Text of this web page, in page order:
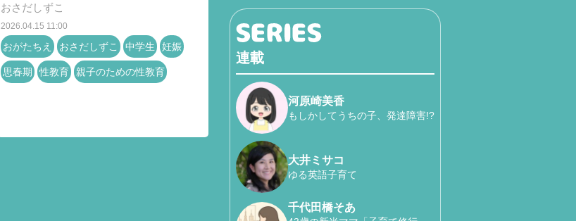
おさだしずこ
2026.04.15 11:00
おがたちえ おさだしずこ 中学生 妊娠
思春期 性教育 親子のための性教育
連載
河原崎美香
もしかしてうちの子、発達障害!?
大井ミサコ
ゆる英語子育て
千代田橋そあ